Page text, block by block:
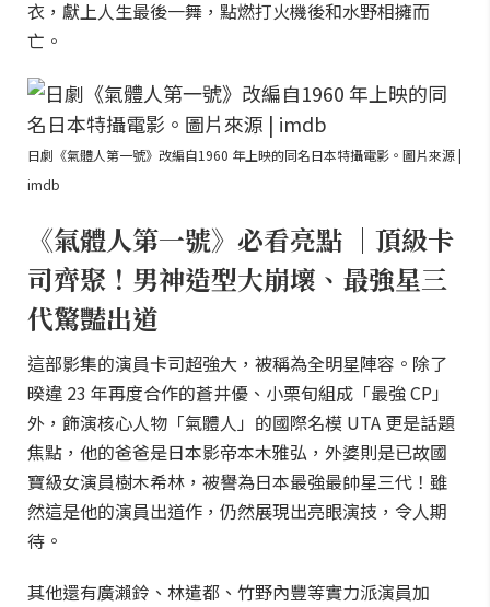
衣，獻上人生最後一舞，點燃打火機後和水野相擁而
亡。
日劇《氣體人第一號》改編自1960 年上映的同名日本特攝電影。圖片來源 |
imdb
《氣體人第一號》必看亮點 ｜頂級卡
司齊聚！男神造型大崩壞、最強星三
代驚豔出道
這部影集的演員卡司超強大，被稱為全明星陣容。除了
暌違 23 年再度合作的蒼井優、小栗旬組成「最強 CP」
外，飾演核心人物「氣體人」的國際名模 UTA 更是話題
焦點，他的爸爸是日本影帝本木雅弘，外婆則是已故國
寶級女演員樹木希林，被譽為日本最強最帥星三代！雖
然這是他的演員出道作，仍然展現出亮眼演技，令人期
待。
其他還有廣瀨鈴、林遣都、竹野內豐等實力派演員加